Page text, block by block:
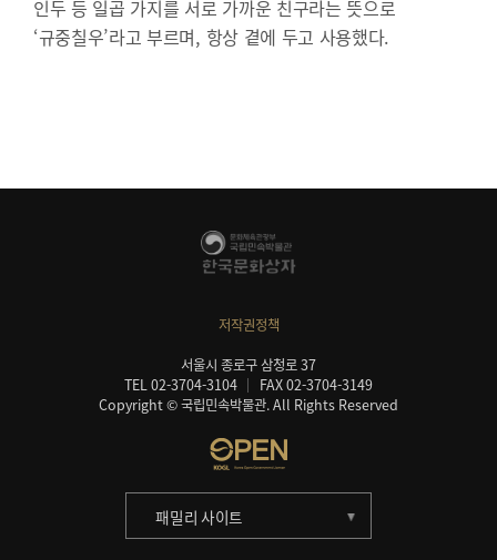
인두 등 일곱 가지를 서로 가까운 친구라는 뜻으로
‘규중칠우’라고 부르며, 항상 곁에 두고 사용했다.
저작권정책
서울시 종로구 삼청로 37
TEL 02-3704-3104
FAX 02-3704-3149
Copyright © 국립민속박물관. All Rights Reserved
패밀리 사이트